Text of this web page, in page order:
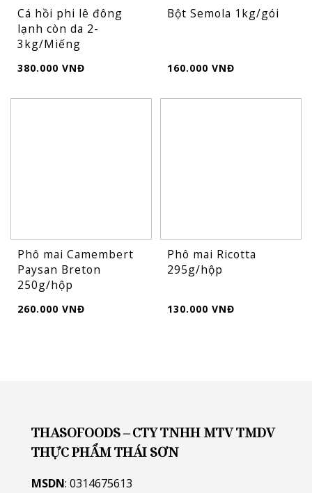
Cá hồi phi lê đông
lạnh còn da 2-
3kg/Miếng
380.000 VNĐ
Bột Semola 1kg/gói
160.000 VNĐ
Phô mai Camembert
Paysan Breton
250g/hộp
260.000 VNĐ
Phô mai Ricotta
295g/hộp
130.000 VNĐ
THASOFOODS – CTY TNHH MTV TMDV
THỰC PHẨM THÁI SƠN
MSDN: 0314675613